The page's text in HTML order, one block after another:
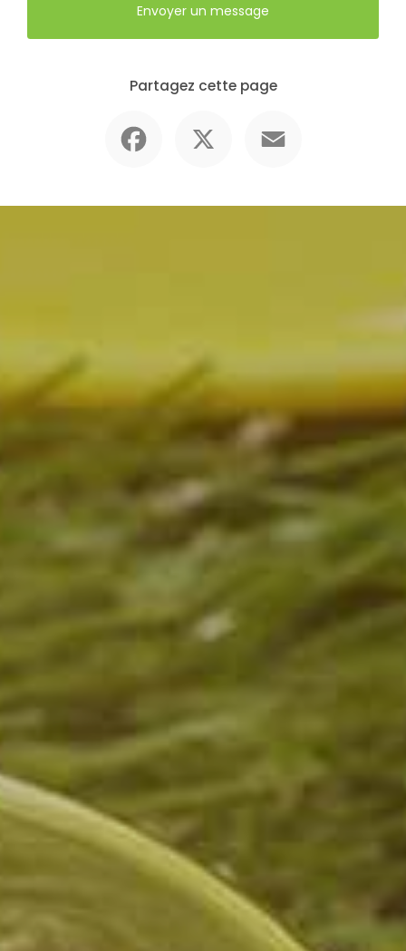
Envoyer un message
Partagez cette page